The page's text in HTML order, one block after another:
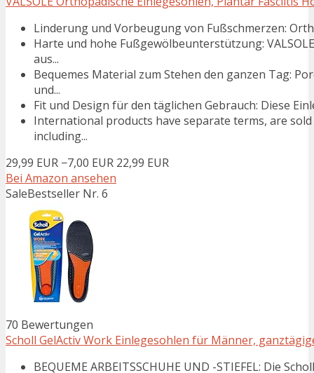
Linderung und Vorbeugung von Fußschmerzen:
Harte und hohe Fußgewölbeunterstützung:
aus...
Bequemes Material zum Stehen den ganzen Tag:
und...
Fit und Design für den täglichen Gebrauch: Diese
International products have separate terms, are
including...
29,99 EUR −7,00 EUR 22,99 EUR
Bei Amazon ansehen
SaleBestseller Nr. 6
70 Bewertungen
Scholl GelActiv Work Einlegesohlen für Männer,
BEQUEME ARBEITSSCHUHE UND -STIEFEL: Die